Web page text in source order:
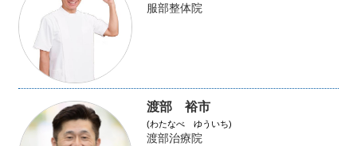
服部整体院
渡部 裕市
(わたなべ ゆういち)
渡部治療院